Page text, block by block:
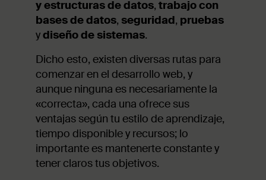
y estructuras de datos, trabajo con
bases de datos, seguridad, pruebas
ydiseño de sistemas.
Dicho esto, existen diversas rutas para
comenzar en el desarrollo web, y
aunque ninguna es necesariamente la
«correcta», cada una ofrece sus
ventajas según tu estilo de aprendizaje,
tiempo disponible y recursos; lo
importante es mantenerte constante y
tener claros tus objetivos.